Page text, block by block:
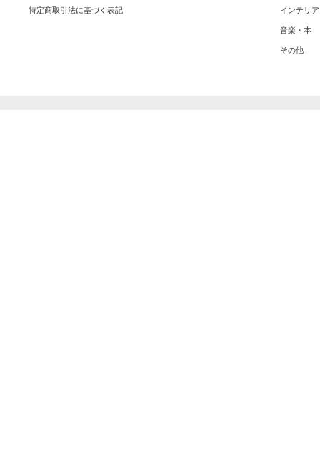
特定商取引法に基づく表記 インテリア
音楽・本
その他